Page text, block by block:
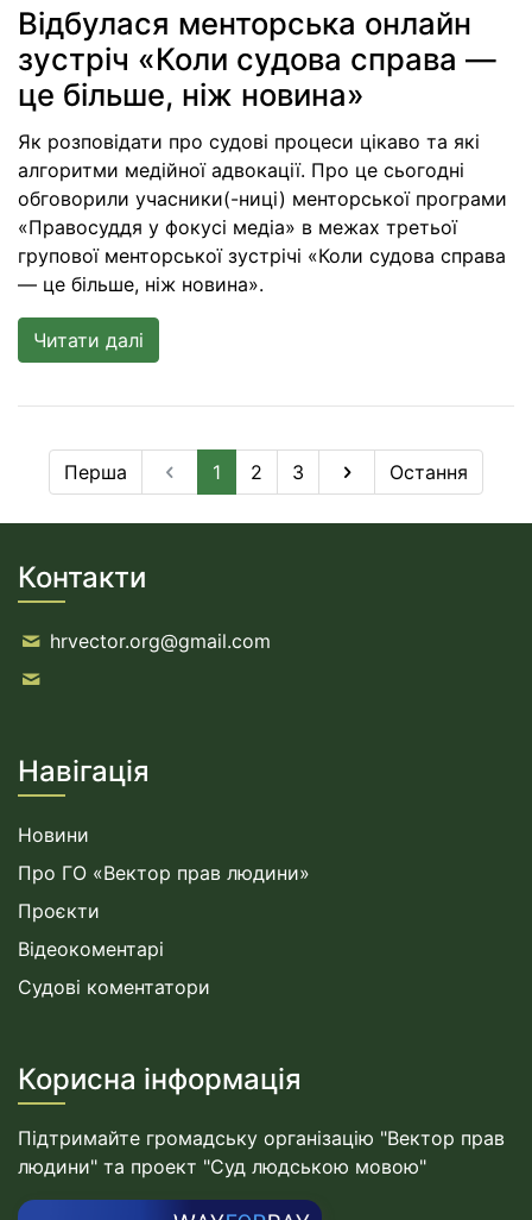
Відбулася менторська онлайн
зустріч «Коли судова справа —
це більше, ніж новина»
Як розповідати про судові процеси цікаво та які
алгоритми медійної адвокації. Про це сьогодні
обговорили учасники(-ниці) менторської програми
«Правосуддя у фокусі медіа» в межах третьої
групової менторської зустрічі «Коли судова справа
— це більше, ніж новина».
Читати далі
Перша 1 2 3 Остання
Контакти
hrvector.org@gmail.com
Навігація
Новини
Про ГО «Вектор прав людини»
Проєкти
Відеокоментарі
Судові коментатори
Корисна інформація
Підтримайте громадську організацію "Вектор прав
людини" та проект "Суд людською мовою"